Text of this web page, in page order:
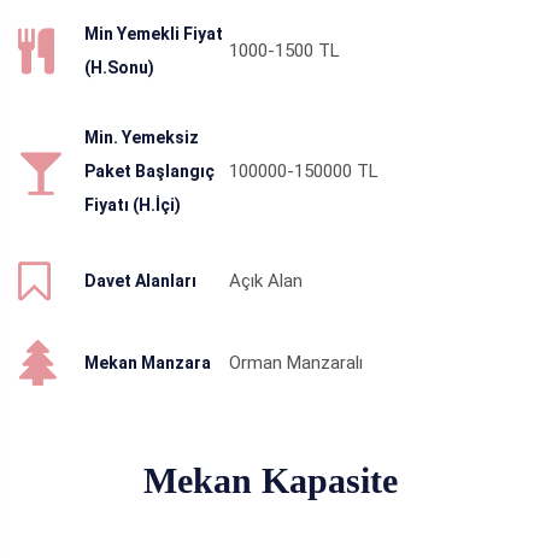
Min Yemekli Fiyat
(H.Sonu)
1000-1500 TL
Min. Yemeksiz
Paket Başlangıç
Fiyatı (H.İçi)
100000-150000 TL
Davet Alanları Açık Alan
Mekan Manzara Orman Manzaralı
Mekan Kapasite